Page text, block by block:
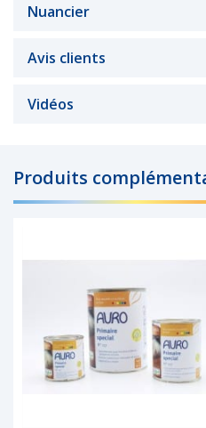
Nuancier
Avis clients
Vidéos
Produits